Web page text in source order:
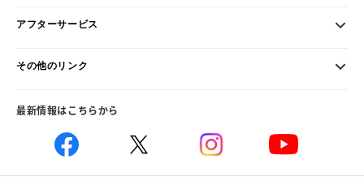
アフターサービス
その他のリンク
最新情報はこちらから